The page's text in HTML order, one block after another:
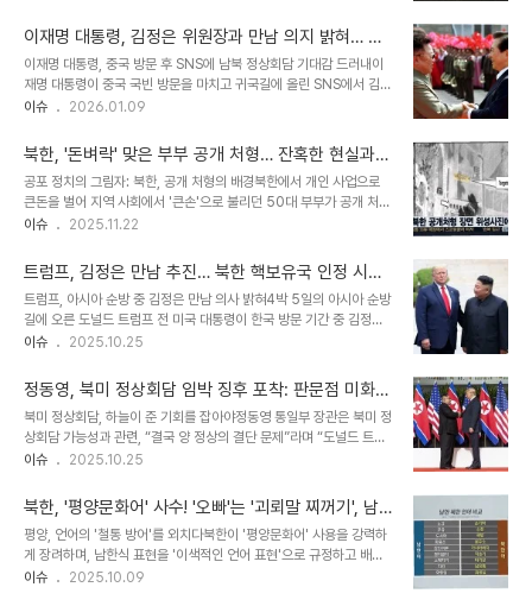
대화 의사를 타진한 바..
니다. 특히 한·중 정상회담 이후 개선되는 한·중 관계에 대한 견제구로
도 풀이됩니다. 북한은 지난해 9월과 지난 4일에 한국이 무인기를 침
투시켰다고 주장하며, 이에 대한 대가를 각오해야 한다고 위협했습니
다. 국방부는 즉각 북한의 주장은 사실무근이라고 반박했습니다. 북한
의 구체적인 주장과 증거북한 인민군 총참모부는 관영 매체를 통해 한
지난해 9월 27일에는 경..
이재명 대통령, 김정은 위원장과 만남 의지 밝혀… 남
북 정상회담, 4월 성사 가능성?
이재명 대통령, 중국 방문 후 SNS에 남북 정상회담 기대감 드러내이
재명 대통령이 중국 국빈 방문을 마치고 귀국길에 올린 SNS에서 김정
은 위원장과의 만남을 희망하는 메시지를 전달했습니다. 이라는 제목
을 기원하는 내용을 담았습니다. 이는 그동안 북미 정상회담의 '페이스
메이커' 역할을 자처해 온 이 대통령이 직접 김정은 위원장과의 만남을
희망한다는 의지를 강력하게 드러낸 것으로 풀이됩니다. 4월 북미 회
담 가능성, 남북 회담 성사에도 영향 미칠까?청와대는 미중 정상회담
개최가 예정된 4월, 북미 회담 가능성을 열어두고 있습니다. 이 시기
특히, 트럼프 대통령의 중국..
이슈 2026.01.09
북한, '돈벼락' 맞은 부부 공개 처형… 잔혹한 현실과
숨겨진 진실
공포 정치의 그림자: 북한, 공개 처형의 배경북한에서 개인 사업으로
큰돈을 벌어 지역 사회에서 '큰손'으로 불리던 50대 부부가 공개 처형
당하는 충격적인 사건이 발생했습니다. 이 사건은 단순히 경제적인 문
사례입니다. 자전거 판매업을 하던 이들 부부는 상당한 재산을 축적했
지만, '가격이 높고 품질이 떨어지며, 부부의 태도가 오만하다'는 불만
이 제기되면서 비극적인 결말을 맞이했습니다. 북한 당국은 이러한 민
원을 빌미로 부부를 체포하여 조사를 진행했고, 결국 공개 처형이라는
극단적인 선택을 했습니다. 숨겨진 진실: '반동사상'과 '외화 불법 이
혐의를 적용했습니다. 이는 ..
이슈 2025.11.22
트럼프, 김정은 만남 추진… 북한 핵보유국 인정 시사,
한반도 정세에 미칠 파장은?
트럼프, 아시아 순방 중 김정은 만남 의사 밝혀4박 5일의 아시아 순방
길에 오른 도널드 트럼프 전 미국 대통령이 한국 방문 기간 중 김정은
북한 국무위원장을 만나고 싶다는 뜻을 밝혔습니다. 이는 북미 관계의
발언으로 해석됩니다. 트럼프 대통령은 김정은과의 만남에 대해 긍정
적인 입장을 표명하며, 북미 간의 대화 재개 가능성을 시사했습니다.
이번 만남 제안은 북한의 비핵화 협상 교착 상태를 타개하고, 긍정적인
돌파구를 마련하려는 의도로 풀이됩니다. 북한 핵보유국 인정 가능성,
그 배경과 의미트럼프 대통령은 북한의 비핵화 논의 배제 요구에 대해
정할 수도 있음을 시사했습..
이슈 2025.10.25
정동영, 북미 정상회담 임박 징후 포착: 판문점 미화
작업과 트럼프·김정은의 '결단'
북미 정상회담, 하늘이 준 기회를 잡아야정동영 통일부 장관은 북미 정
상회담 가능성과 관련, “결국 양 정상의 결단 문제”라며 “도널드 트럼
프 미국 대통령과 김정은 북한 국무위원장은 하늘이 준 기회를 잡아야
리에서 “다른 시간에 북미 정상회담을 추진하기는 실무적으로 많은 준
비와 논의를 거쳐야 하므로 이번보다 훨씬 더 어려울 것”이라고 말했
다. 현재 북미 간 공식적인 접촉 여부에 대해서는 “확인된 정보는 없
다”면서도 “다만 단서와 징후들이 있다”고 했다. 판문점, 평화를 향한
무대 변신정 장관은 북한 측 징후로는 최근 판문점 북측 시설 미화 작
이슈 2025.10.25
북한, '평양문화어' 사수! '오빠'는 '괴뢰말 찌꺼기', 남
한 말투는 사형?!
평양, 언어의 '철통 방어'를 외치다북한이 '평양문화어' 사용을 강력하
게 장려하며, 남한식 표현을 '이색적인 언어 표현'으로 규정하고 배격
하는 움직임을 보이고 있습니다. 이는 단순히 언어 사용의 문제를 넘
이슈 2025.10.09